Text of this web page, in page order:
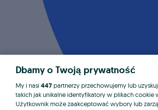
Dbamy o Twoją prywatność
My i nasi 447partnerzy przechowujemy lub
takich jak unikalne identyfikatory w plikach
Użytkownik może zaakceptować wybory lub